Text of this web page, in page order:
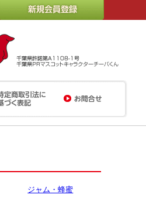
ジャム・蜂蜜